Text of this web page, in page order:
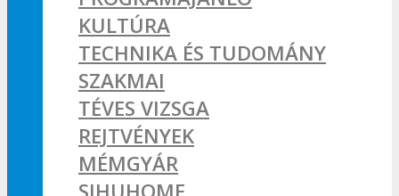
KULTÚRA
TECHNIKA ÉS TUDOMÁNY
SZAKMAI
TÉVES VIZSGA
REJTVÉNYEK
MÉMGYÁR